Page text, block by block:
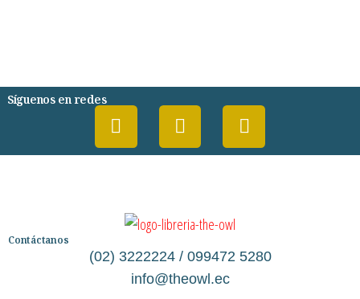
Síguenos en redes
Contáctanos
(02) 3222224 / 099472 5280
info@theowl.ec